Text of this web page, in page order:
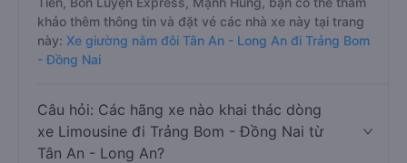
khảo thêm thông tin và đặt vé các nhà xe này tại trang
này: Xe giường nằm đôi Tân An - Long An đi Trảng Bom
- Đồng Nai
Câu hỏi: Các hãng xe nào khai thác dòng
xe Limousine đi Trảng Bom - Đồng Nai từ
Tân An - Long An?